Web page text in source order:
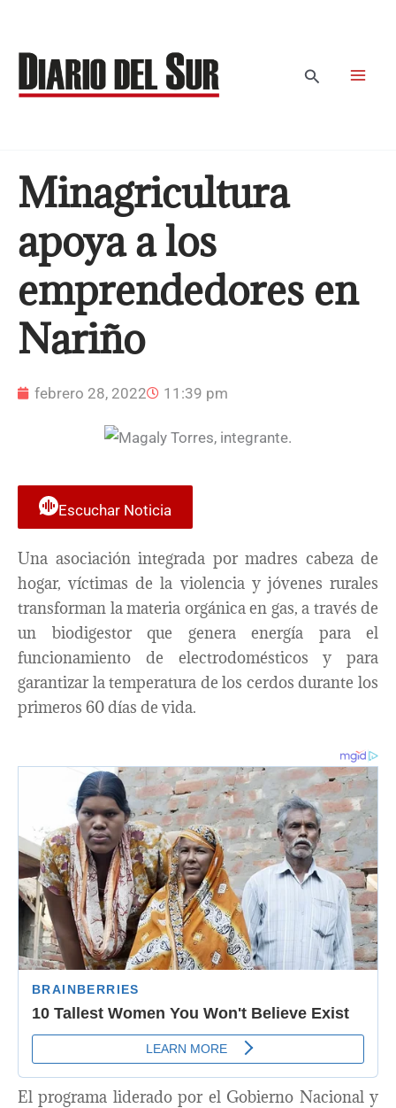
contenido
Buscar
Minagricultura
apoya a los
emprendedores en
Nariño
febrero 28, 2022 11:39 pm
Escuchar Noticia
Una asociación integrada por madres cabeza de
hogar, víctimas de la violencia y jóvenes rurales
transforman la materia orgánica en gas, a través de
un biodigestor que genera energía para el
funcionamiento de electrodomésticos y para
garantizar la temperatura de los cerdos durante los
primeros 60 días de vida.
El programa liderado por el Gobierno Nacional y